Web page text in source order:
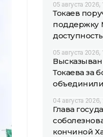
05 августа 2026,
Токаев
поддержку
05 августа 2026,
Токаева за
04 августа 2026,
Глава
кончиной